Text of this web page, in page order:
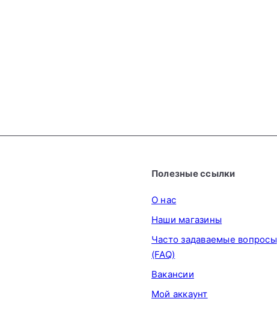
Полезные ссылки
О нас
Наши магазины
Часто задаваемые вопросы
(FAQ)
Вакансии
Мой аккаунт